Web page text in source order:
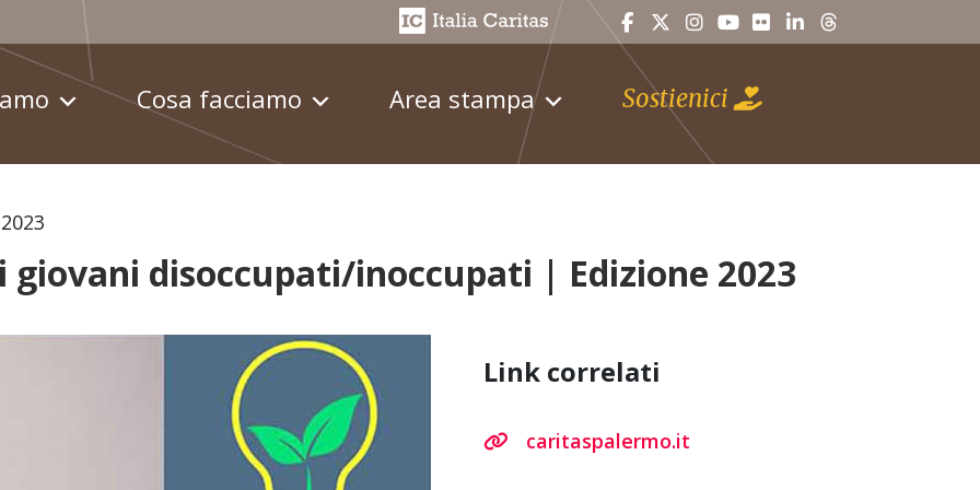
Cosa facciamo Area stampa Sostienici
disoccupati/inoccupati | Edizione 2023
Link correlati
caritaspalermo.it